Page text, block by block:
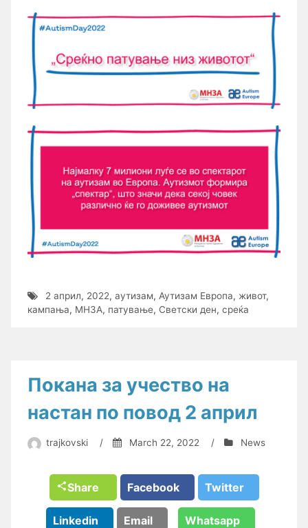
2 април, 2022, аутизам, Аутизам Европа, живот,
кампања, МНЗА, патување, Светски ден, среќа
Покана за учество на
настан по повод 2 април
trajkovski / March 22, 2022 / News
Share Facebook Twitter
Linkedin Email Whatsapp